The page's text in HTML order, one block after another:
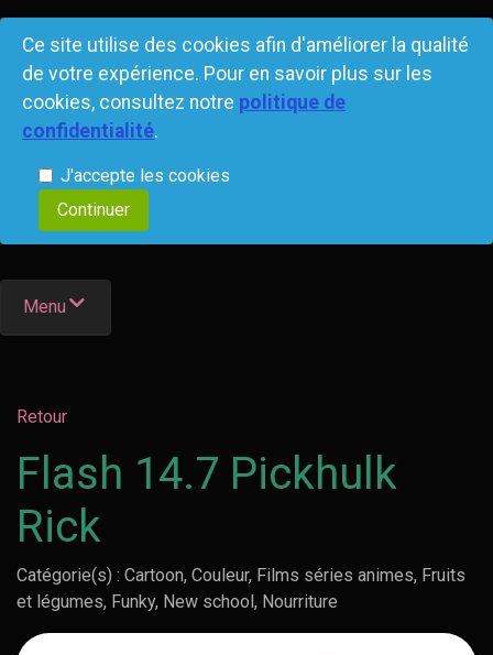
Ce site utilise des cookies afin d'améliorer la qualité
de votre expérience. Pour en savoir plus sur les
cookies, consultez notre politique de
confidentialité.
J'accepte les cookies
Menu
Retour
Flash 14.7 Pickhulk
Rick
Catégorie(s) : Cartoon, Couleur, Films séries animes, Fruits
et légumes, Funky, New school, Nourriture